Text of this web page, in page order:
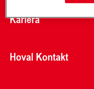
Kariéra
Hoval Kontakt